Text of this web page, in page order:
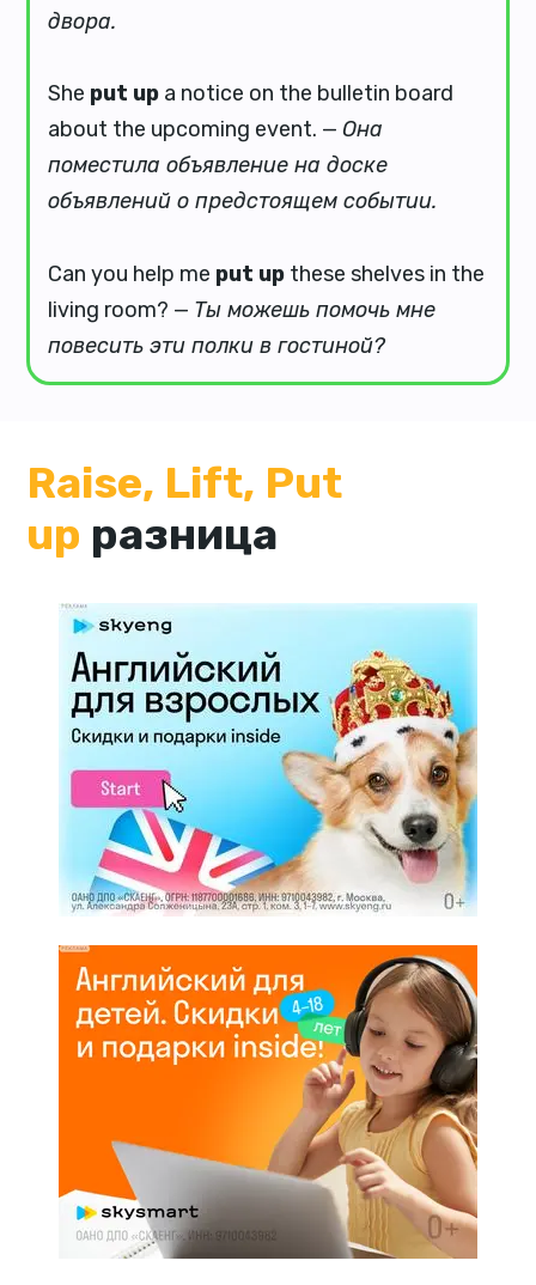
двора.
She put up a notice on the bulletin board
about the upcoming event. —Она
поместила объявление на доске
объявлений о предстоящем событии.
Can you help me put up these shelves in the
living room? — Ты можешь помочь мне
повесить эти полки в гостиной?
Raise, Lift, Put
up разница